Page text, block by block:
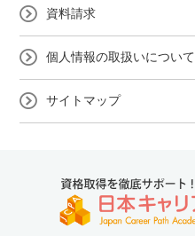
資料請求
個人情報の取扱いについて
サイトマップ